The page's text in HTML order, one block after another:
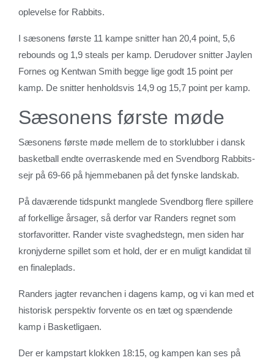
oplevelse for Rabbits.
I sæsonens første 11 kampe snitter han 20,4 point, 5,6
rebounds og 1,9 steals per kamp. Derudover snitter Jaylen
Fornes og Kentwan Smith begge lige godt 15 point per
kamp. De snitter henholdsvis 14,9 og 15,7 point per kamp.
Sæsonens første møde
Sæsonens første møde mellem de to storklubber i dansk
basketball endte overraskende med en Svendborg Rabbits-
sejr på 69-66 på hjemmebanen på det fynske landskab.
På daværende tidspunkt manglede Svendborg flere spillere
af forkellige årsager, så derfor var Randers regnet som
storfavoritter. Rander viste svaghedstegn, men siden har
kronjyderne spillet som et hold, der er en muligt kandidat til
en finaleplads.
Randers jagter revanchen i dagens kamp, og vi kan med et
historisk perspektiv forvente os en tæt og spændende
kamp i Basketligaen.
Der er kampstart klokken 18:15, og kampen kan ses på